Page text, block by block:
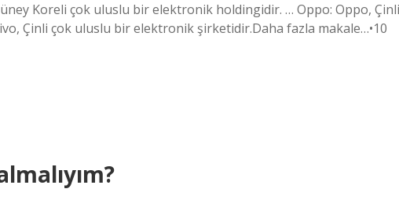
Koreli çok uluslu bir elektronik holdingidir. … Oppo: Oppo, Çinli
Çinli çok uluslu bir elektronik şirketidir.Daha fazla makale…•10